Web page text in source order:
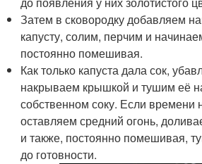
Затем в сковородку добавляем
капусту, солим, перчим и
постоянно помешивая.
Как только капуста дала сок,
накрываем крышкой и тушим её
собственном соку. Если времени
оставляем средний огонь,
и также, постоянно помешивая,
до готовности.